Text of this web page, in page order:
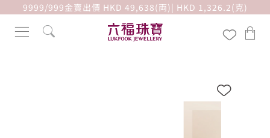
9999/999金賣出價 HKD 49,638(両)| HKD 1,326.2(克)